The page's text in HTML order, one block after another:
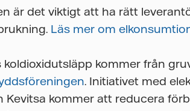
är det viktigt att ha rätt
Läs mer om
koldioxidutsläpp kommer från
. Initiativet med
kommer att reducera